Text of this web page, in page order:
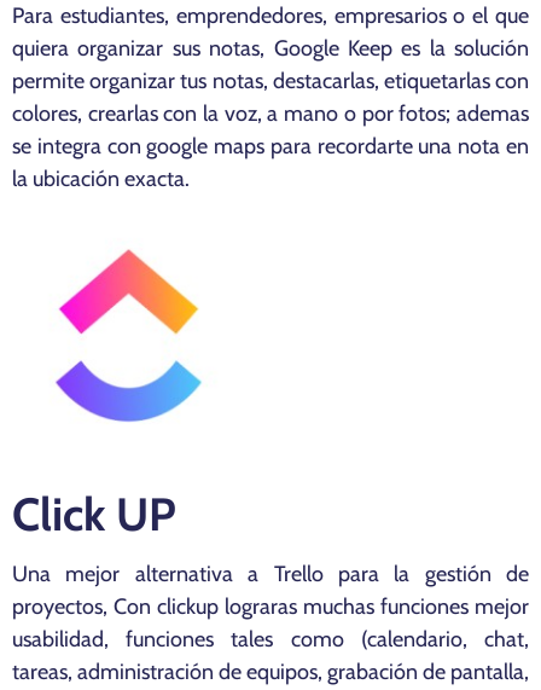
Para estudiantes, emprendedores, empresarios o el que
quiera organizar sus notas, Google Keep es la solución
permite organizar tus notas, destacarlas, etiquetarlas con
colores, crearlas con la voz, a mano o por fotos; ademas
se integra con google maps para recordarte una nota en
la ubicación exacta.
Click UP
Una mejor alternativa a Trello para la gestión de
proyectos, Con clickup lograras muchas funciones mejor
usabilidad, funciones tales como (calendario, chat,
tareas, administración de equipos, grabación de pantalla,